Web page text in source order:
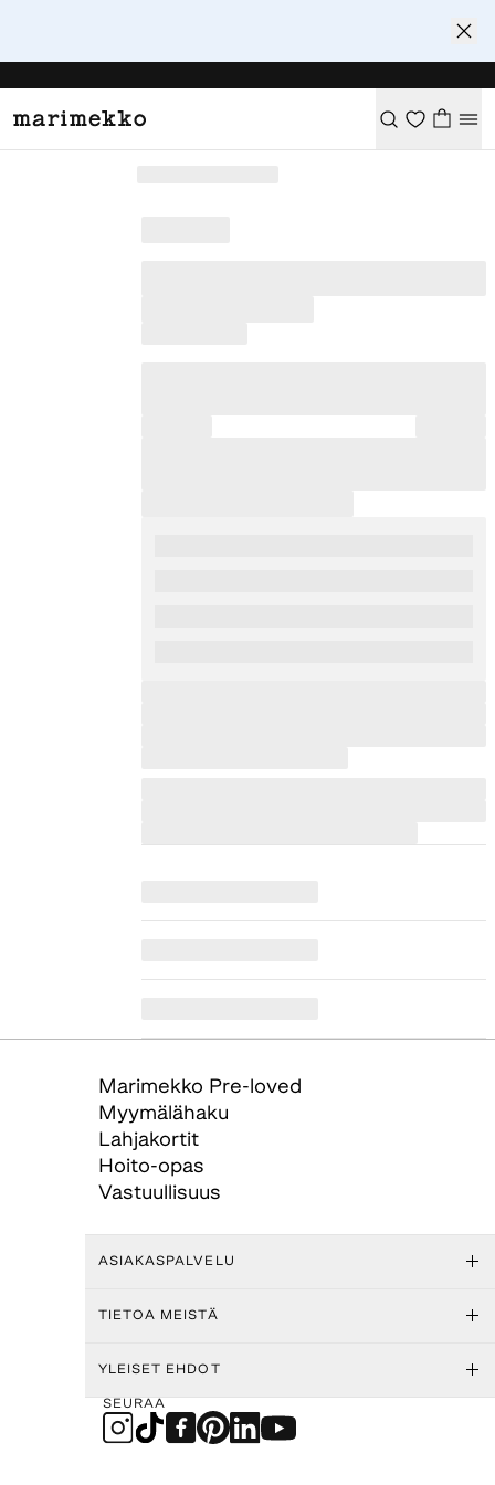
Marimekko Pre-loved
Myymälähaku
Lahjakortit
Hoito-opas
Vastuullisuus
ASIAKASPALVELU
TIETOA MEISTÄ
YLEISET EHDOT
SEURAA